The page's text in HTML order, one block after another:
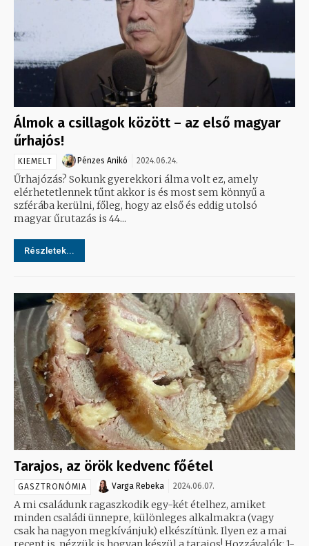
Álmok a csillagok között – az első magyar
űrhajós!
KIEMELT Pénzes Anikó 2024.06.24.
Űrhajózás? Sokunk gyerekkori álma volt ez, amely
elérhetetlennek tűnt akkor is és most sem könnyű a
szférába kerülni, főleg, hogy az első és eddig utolsó
magyar űrutazás is 44...
Részletek...
Tarajos, az örök kedvenc főétel
GASZTRONÓMIA Varga Rebeka 2024.06.07.
A mi családunk ragaszkodik egy-két ételhez, amiket
minden családi ünnepre, különleges alkalmakra (vagy
csak ha nagyon megkívánjuk) elkészítünk. Ilyen ez a mai